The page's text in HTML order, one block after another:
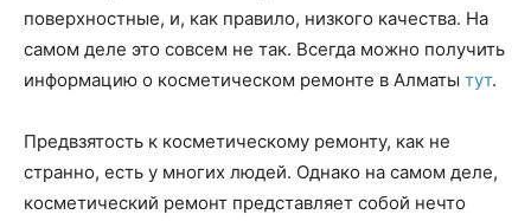
поверхностные, и, как правило, низкого качества. На
самом деле это совсем не так. Всегда можно получить
информацию о косметическом ремонте в Алматы тут.
Предвзятость к косметическому ремонту, как не
странно, есть у многих людей. Однако на самом деле,
косметический ремонт представляет собой нечто